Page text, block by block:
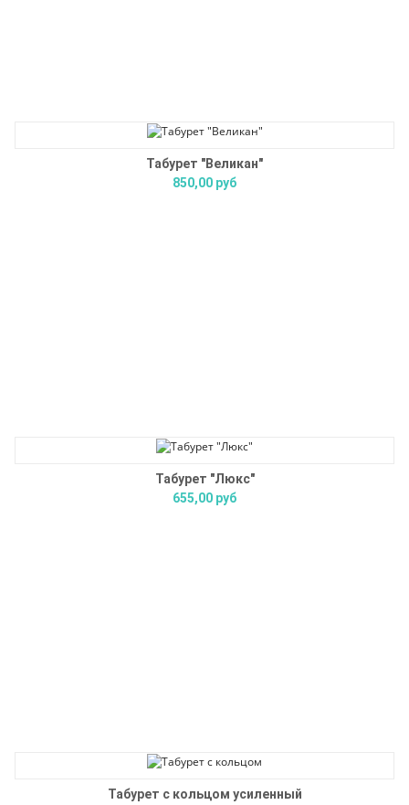
Табурет "Великан"
850,00 руб
Табурет "Люкс"
655,00 руб
Табурет с кольцом усиленный